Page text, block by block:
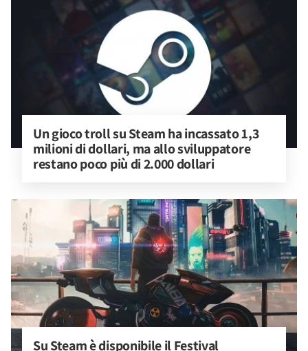
Un gioco troll su Steam ha incassato 1,3
milioni di dollari, ma allo sviluppatore
restano poco più di 2.000 dollari
Su Steam è disponibile il Festival